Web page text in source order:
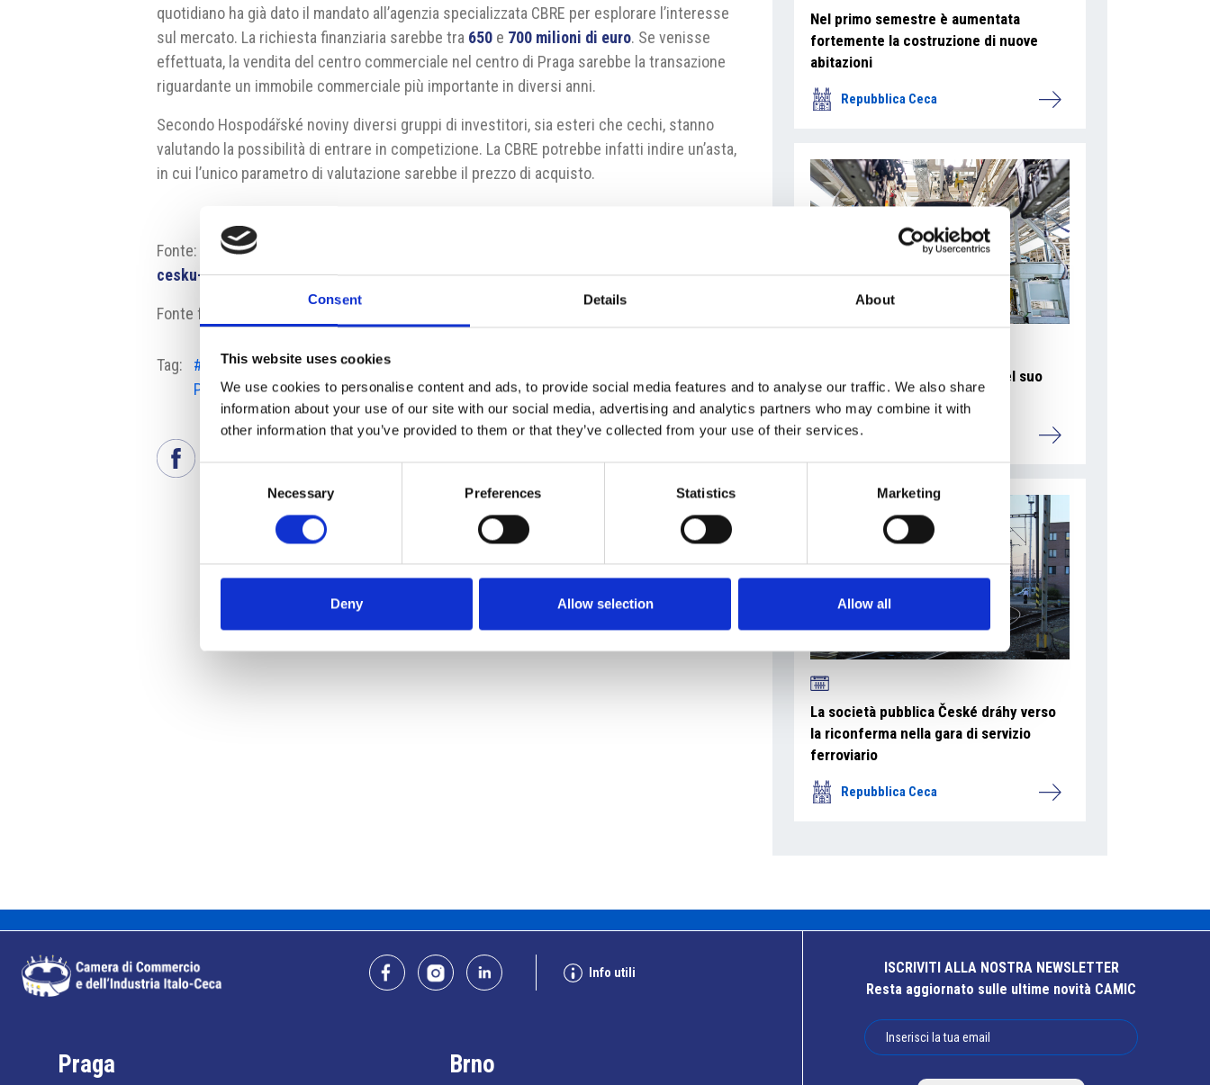
Consent Details About
This website uses cookies
We use cookies to personalise content and ads, to provide social media features and to analyse our traffic. We also share
information about your use of our site with our social media, advertising and analytics partners who may combine it with
other information that you’ve provided to them or that they’ve collected from your use of their services.
Necessary Preferences Statistics Marketing
Deny Allow selection Allow all
quotidiano ha già dato il mandato all’agenzia specializzata CBRE per esplorare l’interesse
sul mercato. La richiesta finanziaria sarebbe tra 650 e 700 milioni di euro. Se venisse
effettuata, la vendita del centro commerciale nel centro di Praga sarebbe la transazione
riguardante un immobile commerciale più importante in diversi anni.
Secondo Hospodářské noviny diversi gruppi di investitori, sia esteri che cechi, stanno
valutando la possibilità di entrare in competizione. La CBRE potrebbe infatti indire un’asta,
in cui l’unico parametro di valutazione sarebbe il prezzo di acquisto.
Fonte:
https://archiv.hn.cz/c1-67737890-prodej-nejdrazsiho-obchodniho-centra-v-
cesku-se-rozbiha-na-ztec-vyrazi-i-tuzemsky-kapital
Fonte fotografia: Palladium
Tag:
#Centro commerciale
Palladium
#investimenti
immobiliari
immobiliare
Nel primo semestre è aumentata
fortemente la costruzione di nuove
abitazioni
Repubblica Ceca
La Škoda avvia la produzione del suo
SUV Peaq
Repubblica Ceca
La società pubblica České dráhy verso
la riconferma nella gara di servizio
ferroviario
Repubblica Ceca
Info utili
Praga Brno
ISCRIVITI ALLA NOSTRA NEWSLETTER
Resta aggiornato sulle ultime novità CAMIC